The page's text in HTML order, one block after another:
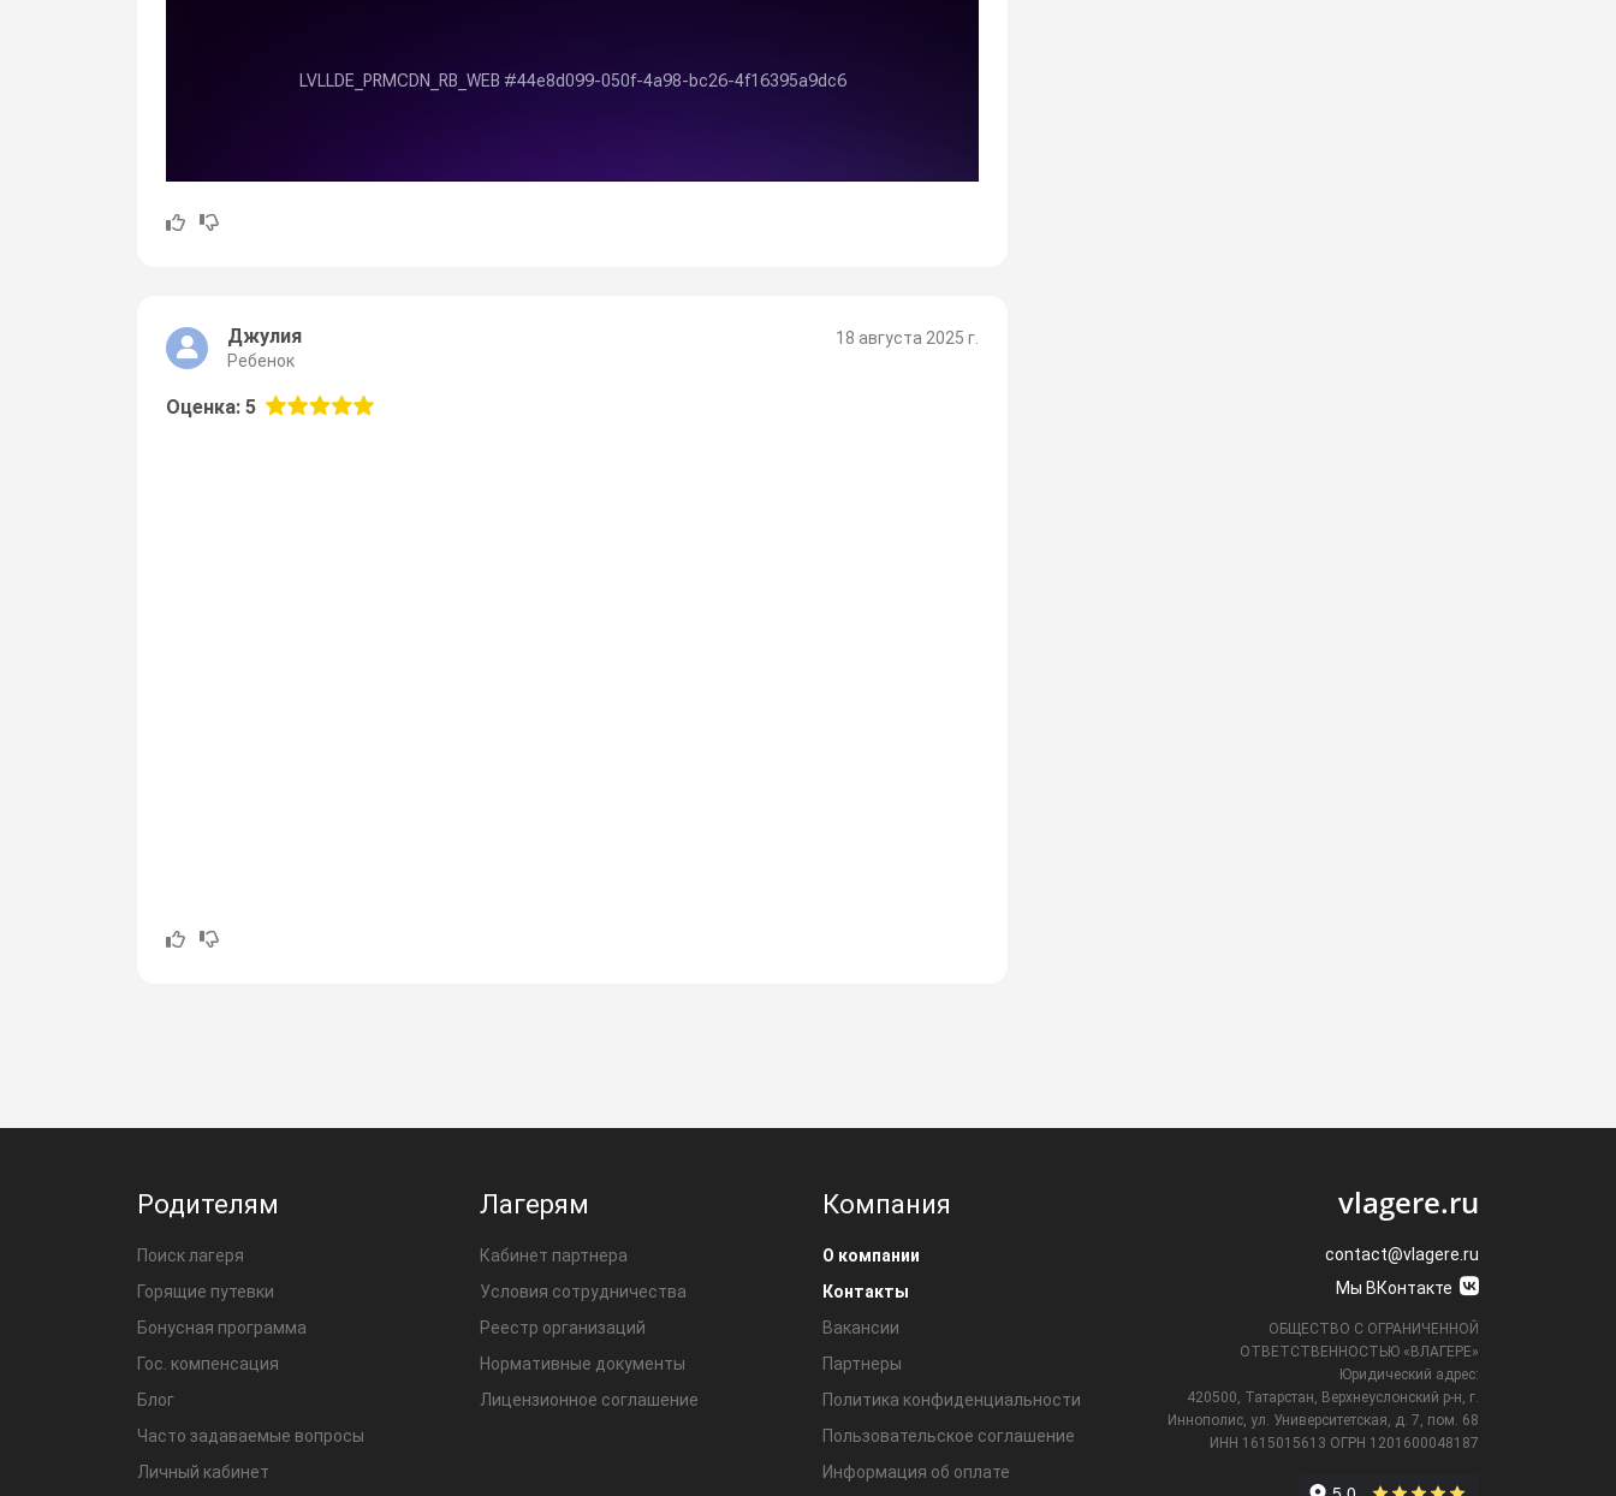
18 августа 2025 г.
Джулия
Ребенок
Оценка: 5
Родителям
Поиск лагеря
Горящие путевки
Бонусная программа
Гос. компенсация
Блог
Часто задаваемые вопросы
Личный кабинет
Лагерям
Кабинет партнера
Условия сотрудничества
Реестр организаций
Нормативные документы
Лицензионное соглашение
Компания
О компании
Контакты
Вакансии
Партнеры
Политика конфиденциальности
Пользовательское соглашение
Информация об оплате
vlagere.ru
contact@vlagere.ru
Мы ВКонтакте
ОБЩЕСТВО С ОГРАНИЧЕННОЙ
ОТВЕТСТВЕННОСТЬЮ «ВЛАГЕРЕ»
Юридический адрес:
420500, Татарстан, Верхнеуслонский р-н, г.
Иннополис, ул. Университетская,
д. 7, пом. 68
ИНН 1615015613 ОГРН 1201600048187